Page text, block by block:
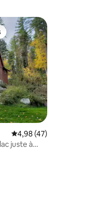
: 4,98 sur 5
plus appréciés
Évaluation moyenne
4,98 (47)
juste à